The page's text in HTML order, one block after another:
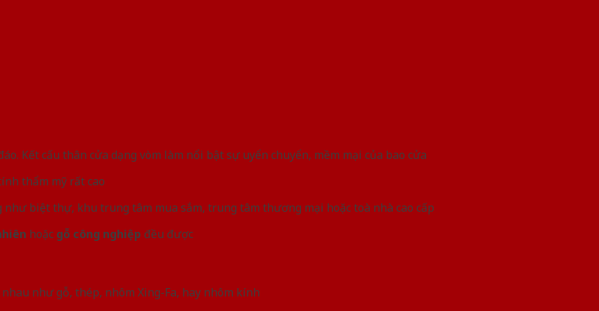
Kết cấu thân cửa dạng vòm làm nổi bật sự uyển chuyển, mềm mại của bao cửa
thẩm mỹ rất cao
biệt thự, khu trung tâm mua sắm, trung tâm thương mại hoặc toà nhà cao cấp
hoặc gỗ công nghiệp đều được
như gỗ, thép, nhôm Xing-Fa, hay nhôm kính